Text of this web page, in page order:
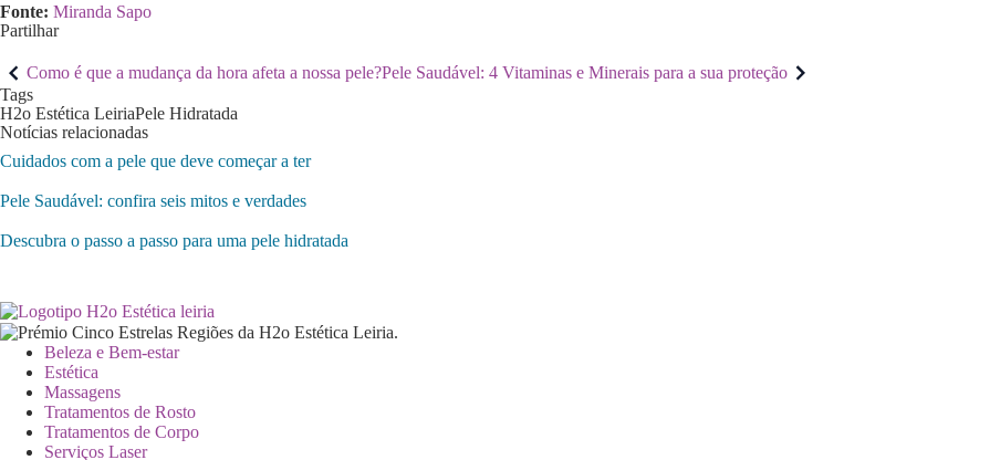
Fonte: Miranda Sapo
Partilhar
Como é que a mudança da hora afeta a nossa pele?Pele Saudável: 4 Vitaminas e Minerais para a sua proteção
Tags
H2o Estética LeiriaPele Hidratada
Notícias relacionadas
Cuidados com a pele que deve começar a ter
Pele Saudável: confira seis mitos e verdades
Descubra o passo a passo para uma pele hidratada
Beleza e Bem-estar
Estética
Massagens
Tratamentos de Rosto
Tratamentos de Corpo
Serviços Laser